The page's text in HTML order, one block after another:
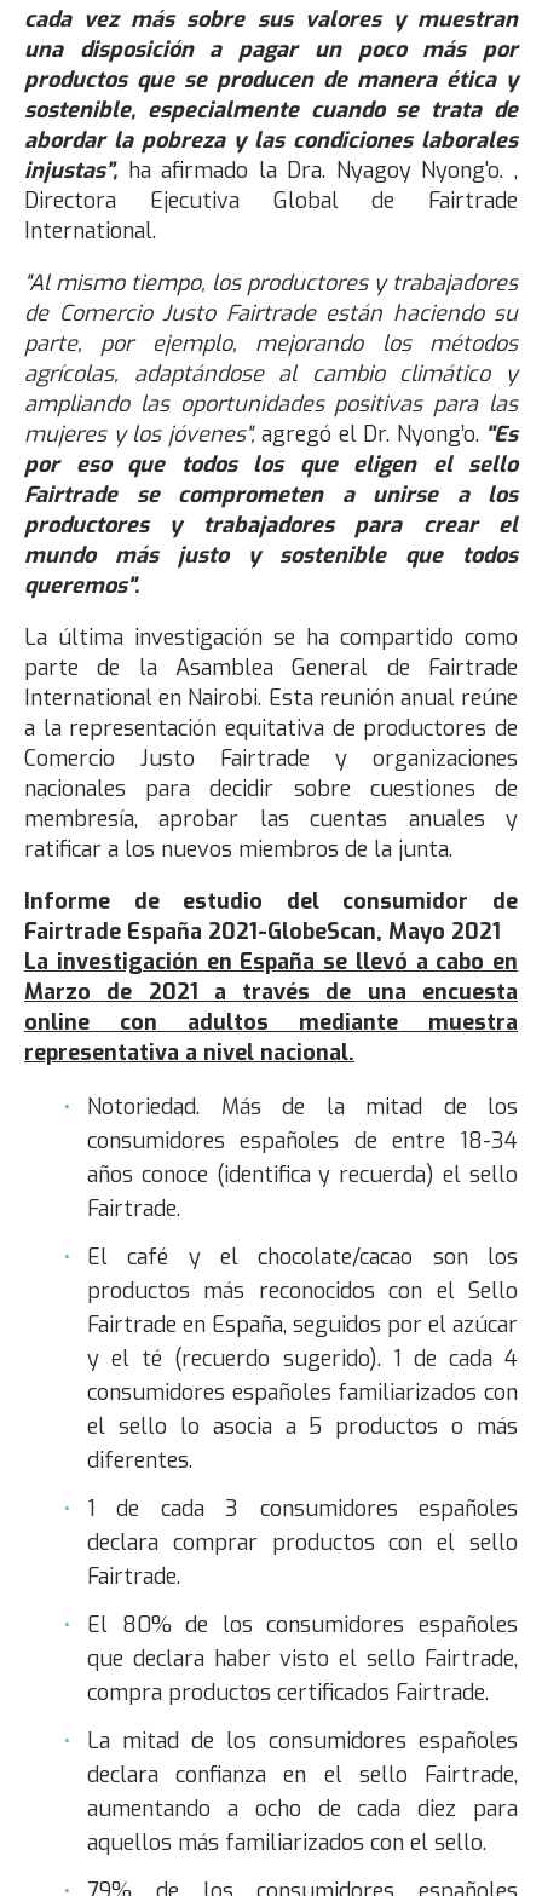
cada vez más sobre sus valores y muestran
una disposición a pagar un poco más por
productos que se producen de manera ética y
sostenible, especialmente cuando se trata de
abordar la pobreza y las condiciones laborales
injustas”, ha afirmado la Dra. Nyagoy Nyong'o. ,
Directora Ejecutiva Global de Fairtrade
International.
"Al mismo tiempo, los productores y trabajadores
de Comercio Justo Fairtrade están haciendo su
parte, por ejemplo, mejorando los métodos
agrícolas, adaptándose al cambio climático y
ampliando las oportunidades positivas para las
mujeres y los jóvenes",agregó el Dr. Nyong’o. "Es
por eso que todos los que eligen el sello
Fairtrade se comprometen a unirse a los
productores y trabajadores para crear el
mundo más justo y sostenible que todos
queremos".
La última investigación se ha compartido como
parte de la Asamblea General de Fairtrade
International en Nairobi. Esta reunión anual reúne
a la representación equitativa de productores de
Comercio Justo Fairtrade y organizaciones
nacionales para decidir sobre cuestiones de
membresía, aprobar las cuentas anuales y
ratificar a los nuevos miembros de la junta.
Informe de estudio del consumidor de
Fairtrade España 2021-GlobeScan, Mayo 2021
La investigación en España se llevó a cabo en
Marzo de 2021 a través de una encuesta
online con adultos mediante muestra
representativa a nivel nacional.
Notoriedad. Más de la mitad de los
consumidores españoles de entre 18-34
años conoce (identifica y recuerda) el sello
Fairtrade.
El café y el chocolate/cacao son los
productos más reconocidos con el Sello
Fairtrade en España, seguidos por el azúcar
y el té (recuerdo sugerido). 1 de cada 4
consumidores españoles familiarizados con
el sello lo asocia a 5 productos o más
diferentes.
1 de cada 3 consumidores españoles
declara comprar productos con el sello
Fairtrade.
El 80% de los consumidores españoles
que declara haber visto el sello Fairtrade,
compra productos certificados Fairtrade.
La mitad de los consumidores españoles
declara confianza en el sello Fairtrade,
aumentando a ocho de cada diez para
aquellos más familiarizados con el sello.